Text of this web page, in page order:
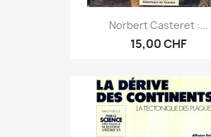
Norbert Casteret :...
15,00 CHF